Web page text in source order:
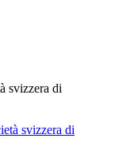
svizzera di